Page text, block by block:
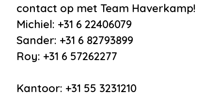
contact op met Team Haverkamp!
Michiel: +31 6 22406079
Sander: +31 6 82793899
Roy: +31 6 57262277
Kantoor: +31 55 3231210